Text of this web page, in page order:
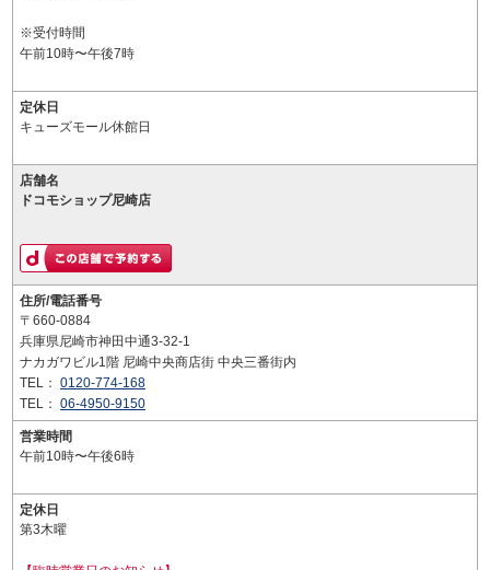
※受付時間
午前10時〜午後7時
定休日
キューズモール休館日
店舗名
ドコモショップ尼崎店
住所/電話番号
〒660-0884
兵庫県尼崎市神田中通3-32-1
ナカガワビル1階 尼崎中央商店街 中央三番街内
TEL： 0120-774-168
TEL： 06-4950-9150
営業時間
午前10時〜午後6時
定休日
第3木曜